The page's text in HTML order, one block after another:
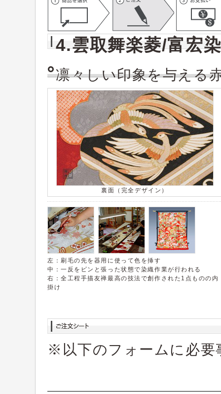
4.雲取舞楽菱/富宏
凛々しい印象を与える
裏面（完全デザイン）
左：刷毛の先を器用に使って色を挿す
中：一反をピンと張った状態で染織作業が行われる
右：全工程手描友禅最高の技法で創作された1点ものの内
掛け
※以下のフォームに必要